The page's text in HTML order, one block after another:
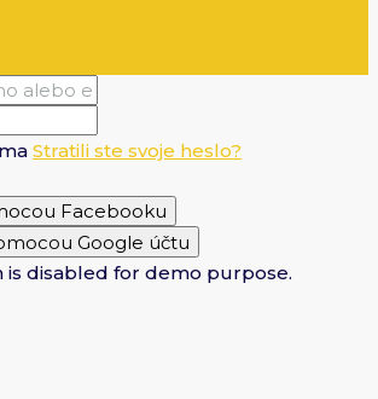
Stratili ste svoje heslo?
Facebooku
Google účtu
is disabled for demo purpose.